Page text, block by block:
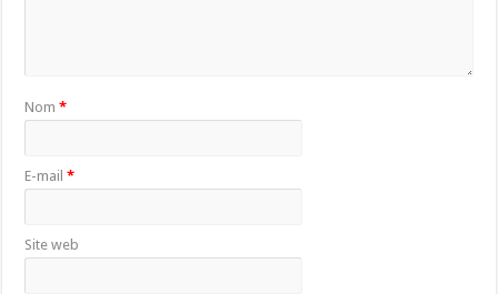
Nom*
E-mail*
Site web